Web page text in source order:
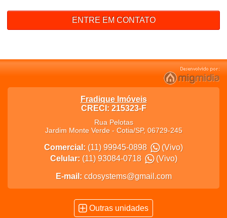
ENTRE EM CONTATO
Fradique Imóveis
CRECI: 215323-F
Rua Pelotas
Jardim Monte Verde- Cotia/SP, 06729-245
Comercial: (11) 99945-0898
(Vivo)
Celular: (11) 93084-0718 (Vivo)
E-mail: cdosystems@gmail.com
Outras unidades